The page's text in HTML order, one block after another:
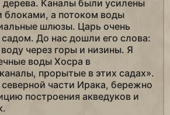
дерева. Каналы были усилены
блоками, а потоком воды
шлюзы. Царь очень
До нас дошли его слова:
через горы и низины. Я
воды Хосра в
прорытые в этих садах».
части Ирака, бережно
построения акведуков и